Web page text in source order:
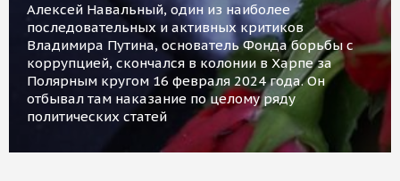
Алексей Навальный, один из наиболее
последовательных и активных критиков
Владимира Путина, основатель Фонда борьбы с
коррупцией, скончался в колонии в Харпе за
Полярным кругом 16 февраля 2024 года. Он
отбывал там наказание по целому ряду
политических статей